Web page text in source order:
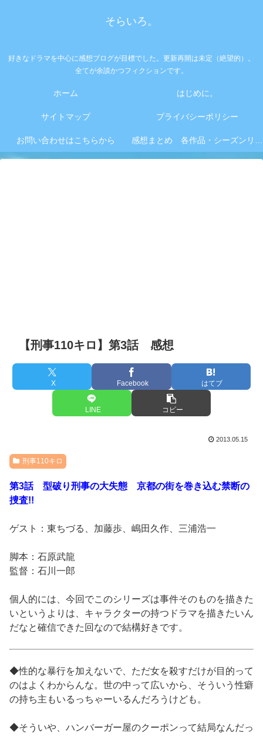
そらいろ。
好きなドラマを中心に感想ブログが目標でした。更新再開は未定（絶望的）。
全てが余談かつフィクションです。
ホーム はじめに。
サイトマップ プライバシーポリシー
お問い合わせはこちらから 感想まとめ 各作品・シーズンリンク集
【刑事110キロ】第3話 感想
X Facebook はてブ
LINE コピー
2013.05.15
刑事110キロ
第3話 型破り刑事の大失態 京都の街を巻き込む禁断の
捜査!!
ゲスト：東ちづる、加藤歩、嶋田久作、三浦浩一
脚本：石原武龍
監督：石川一郎
個人的には、今回でこのシリーズは事件そのものを描きた
いというよりは、キャラクターの持つドラマを描きたいん
だなと確信できた回なので結構好きです。
◆性的な暴行を加えないで、ただ女を殺すだけが目的って
のはよくわからんな。世の中って広いから、そういう性癖
の持ち主もいるっちゃーいるんだろうけども。
◆そういや、ハンバーガー屋のクーポンって結局なんだっ